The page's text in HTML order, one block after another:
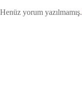
Henüz yorum yazılmamış.